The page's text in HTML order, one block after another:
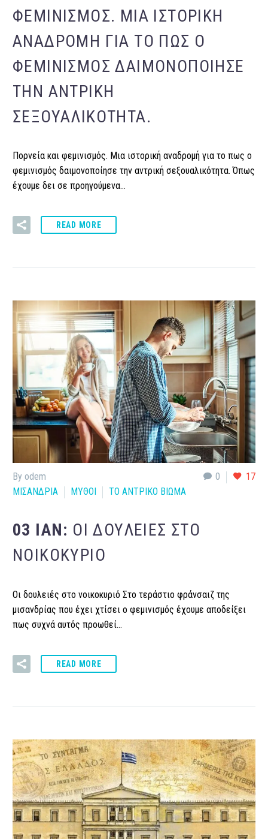
ΦΕΜΙΝΙΣΜΌΣ. ΜΙΑ ΙΣΤΟΡΙΚΉ
ΑΝΑΔΡΟΜΉ ΓΙΑ ΤΟ ΠΩΣ Ο
ΦΕΜΙΝΙΣΜΌΣ ΔΑΙΜΟΝΟΠΟΊΗΣΕ
ΤΗΝ ΑΝΤΡΙΚΉ
ΣΕΞΟΥΑΛΙΚΌΤΗΤΑ.
Πορνεία και φεμινισμός. Μια ιστορική αναδρομή για το πως ο
φεμινισμός δαιμονοποίησε την αντρική σεξουαλικότητα. Όπως
έχουμε δει σε προηγούμενα…
READ MORE
0 17
By odem
ΜΙΣΑΝΔΡΙΑ
ΜΥΘΟΙ ΤΟ ΑΝΤΡΙΚΟ ΒΙΩΜΑ
03 ΙΑΝ: ΟΙ ΔΟΥΛΕΙΈΣ ΣΤΟ
ΝΟΙΚΟΚΥΡΙΌ
Οι δουλειές στο νοικοκυριό Στο τεράστιο φράνσαιζ της
μισανδρίας που έχει χτίσει ο φεμινισμός έχουμε αποδείξει
πως συχνά αυτός προωθεί…
READ MORE